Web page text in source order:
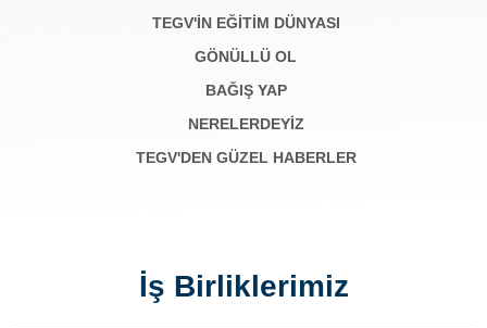
TEGV'İN EĞİTİM DÜNYASI
GÖNÜLLÜ OL
BAĞIŞ YAP
NERELERDEYİZ
TEGV'DEN GÜZEL HABERLER
İş Birliklerimiz